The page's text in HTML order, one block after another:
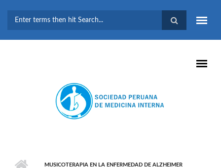
BÚSQUEDA
MUSICOTERAPIA EN LA ENFERMEDAD DE ALZHEIMER